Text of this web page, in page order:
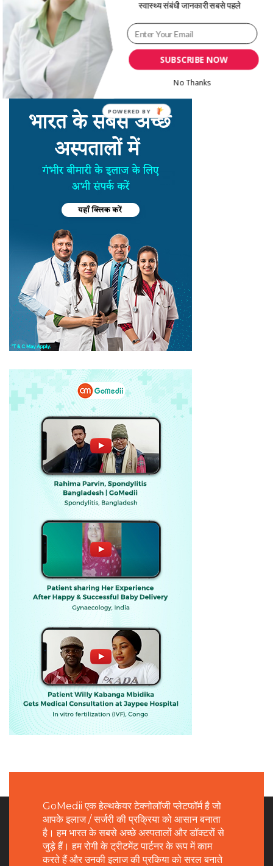
GoMedii एक हेल्थकेयर टेक्नोलॉजी प्लेटफॉर्म है जो
आपके इलाज / सर्जरी की प्रक्रिया को आसान बनाता
है। हम भारत के सबसे अच्छे अस्पतालों और डॉक्टरों से
जुड़े हैं। हम रोगी के ट्रीटमेंट पार्टनर के रूप में काम
करते हैं और उनकी इलाज की प्रकिया को सरल बनाते
SUBSCRIBE NOW
स्वास्थ्य संबंधी जानकारी सबसे पहले
No Thanks
POWERED BY